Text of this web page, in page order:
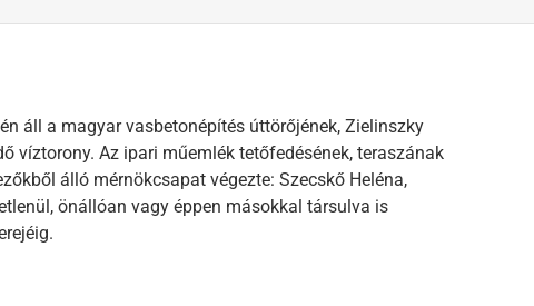
áll a magyar vasbetonépítés úttörőjének, Zielinszky
víztorony. Az ipari műemlék tetőfedésének, teraszának
álló mérnökcsapat végezte: Szecskő Heléna,
önállóan vagy éppen másokkal társulva is